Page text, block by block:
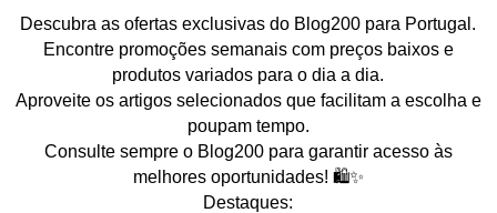
Descubra as ofertas exclusivas do Blog200 para Portugal.
Encontre promoções semanais com preços baixos e
produtos variados para o dia a dia.
Aproveite os artigos selecionados que facilitam a escolha e
poupam tempo.
Consulte sempre o Blog200 para garantir acesso às
melhores oportunidades! 🛍️✨
Destaques: